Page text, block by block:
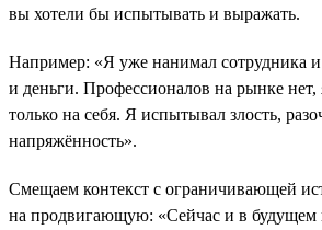
вы хотели бы испытывать и выражать.
Например: «Я уже нанимал сотрудника и
и деньги. Профессионалов на рынке нет,
только на себя. Я испытывал злость,
напряжённость».
Смещаем контекст с ограничивающей
на продвигающую: «Сейчас и в будущем